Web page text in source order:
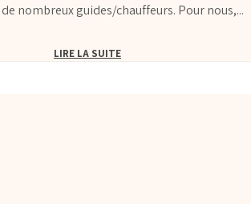
nombreux guides/chauffeurs. Pour nous,...
LIRE LA SUITE